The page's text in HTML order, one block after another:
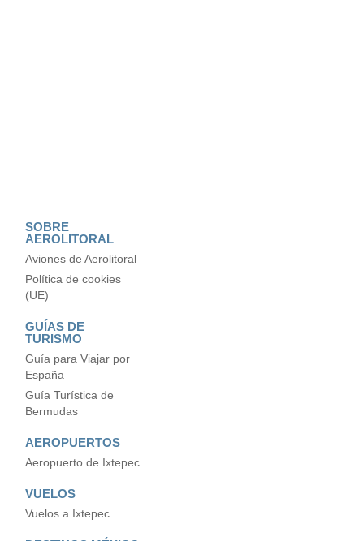
SOBRE
AEROLITORAL
Aviones de Aerolitoral
Política de cookies
(UE)
GUÍAS DE
TURISMO
Guía para Viajar por
España
Guía Turística de
Bermudas
AEROPUERTOS
Aeropuerto de Ixtepec
VUELOS
Vuelos a Ixtepec